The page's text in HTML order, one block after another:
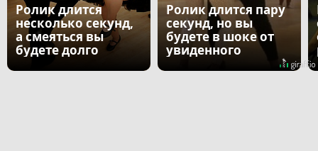
Ролик длится
несколько секунд,
а смеяться вы
будете долго
Ролик длится пару
секунд, но вы
будете в шоке от
увиденного